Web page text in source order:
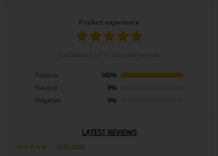
product experience
Positive
100%
Neutral
0%
Negative
0%
LATEST REVIEWS
12.07.2026